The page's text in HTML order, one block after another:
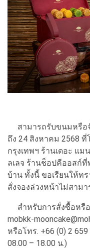
สามารถรับขนมหรือจั
ถึง 24 สิงหาคม 2568
กรุงเทพฯ ร้านเดอะ แม
ลเลจ ร้านช็อปคีออสก์ที่
บ้าน ทั้งนี้ ขอเรียนให้ท
สั่งจองล่วงหน้าไม่สาม
สำหรับการสั่งซื้อหรื
mobkk-
หรือโทร. +66 (0) 2
08.00 – 18.00 น.)